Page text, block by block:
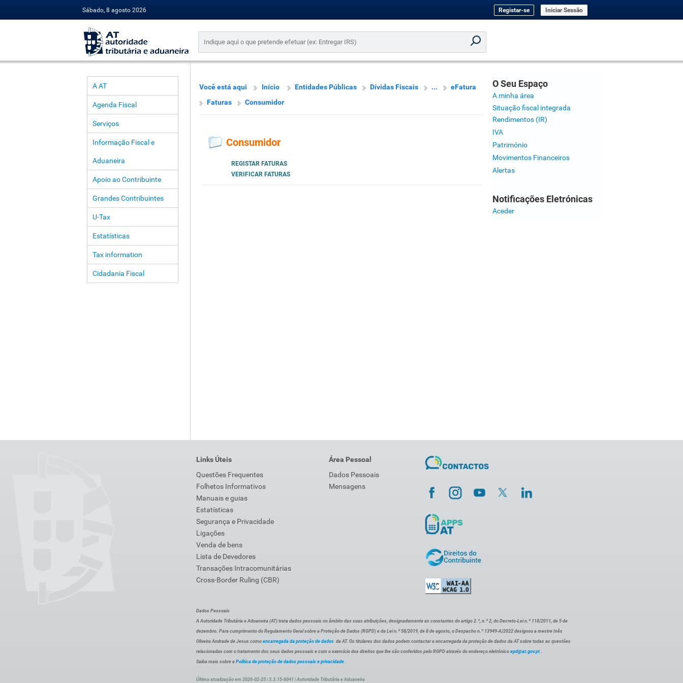
Sábado, 8 agosto 2026 Registar-se Iniciar Sessão
A AT
Agenda Fiscal
Serviços
Informação Fiscal e
Aduaneira
Apoio ao Contribuinte
Grandes Contribuintes
U-Tax
Estatísticas
Tax information
Cidadania Fiscal
Você está aqui Início Entidades Públicas Dívidas Fiscais ...
eFatura
Faturas
Consumidor
Consumidor
REGISTAR FATURAS
VERIFICAR FATURAS
O Seu Espaço
A minha área
Situação fiscal integrada
Rendimentos (IR)
IVA
Património
Movimentos Financeiros
Alertas
Notificações Eletrónicas
Aceder
Links Úteis
Questões Frequentes
Folhetos Informativos
Manuais e guias
Estatísticas
Segurança e Privacidade
Ligações
Venda de bens
Lista de Devedores
Transações Intracomunitárias
Cross-Border Ruling (CBR)
Área Pessoal
Dados Pessoais
Mensagens
Dados Pessoais
A Autoridade Tributária e Aduaneira (AT) trata dados pessoais no âmbito das suas atribuições, designadamente as constantes do artigo 2.º, n.º 2, do Decreto-Lei n.º 118/2011, de 5 de
dezembro. Para cumprimento do Regulamento Geral sobre a Proteção de Dados (RGPD) e da Lei n.º 58/2019, de 8 de agosto, o Despacho n.º 13949-A/2022 designou a mestre Inês
Oliveira Andrade de Jesus como encarregada da proteção de dados da AT. Os titulares dos dados podem contactar a encarregada da proteção de dados da AT sobre todas as questões
relacionadas com o tratamento dos seus dados pessoais e com o exercício dos direitos que lhe são conferidos pelo RGPD através do endereço eletrónico epd@at.gov.pt .
Saiba mais sobre a Política de proteção de dados pessoais e privacidade .
Última atualização em 2026-02-25 | 3.3.15-6041 | Autoridade Tributária e Aduaneira